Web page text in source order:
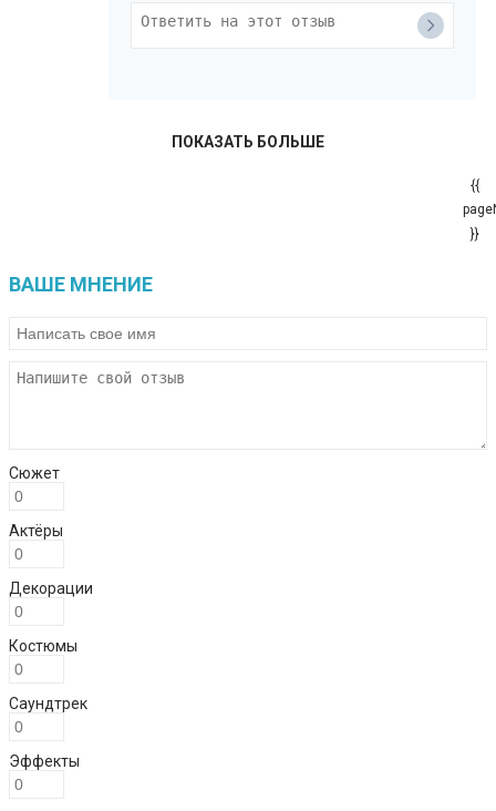
ПОКАЗАТЬ БОЛЬШЕ
{{
}}
ВАШЕ МНЕНИЕ
Сюжет
Актёры
Декорации
Костюмы
Саундтрек
Эффекты